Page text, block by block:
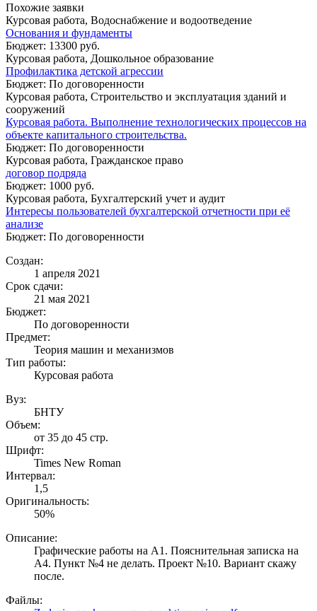
Похожие заявки
Курсовая работа, Водоснабжение и водоотведение
Основания и фундаменты
Бюджет: 13300 руб.
Курсовая работа, Дошкольное образование
Профилактика детской агрессии
Бюджет: По договоренности
Курсовая работа, Строительство и эксплуатация зданий и
сооружений
Курсовая работа. Выполнение технологических процессов на
объекте капитального строительства.
Бюджет: По договоренности
Курсовая работа, Гражданское право
договор подряда
Бюджет: 1000 руб.
Курсовая работа, Бухгалтерский учет и аудит
Интересы пользователей бухгалтерской отчетности при её
анализе
Бюджет: По договоренности
Создан:
1 апреля 2021
Срок сдачи:
21 мая 2021
Бюджет:
По договоренности
Предмет:
Теория машин и механизмов
Тип работы:
Курсовая работа
Вуз:
БНТУ
Объем:
от 35 до 45 стр.
Шрифт:
Times New Roman
Интервал:
1,5
Оригинальность:
50%
Описание:
Графические работы на А1. Пояснительная записка на
А4. Пункт №4 не делать. Проект №10. Вариант скажу
после.
Файлы: